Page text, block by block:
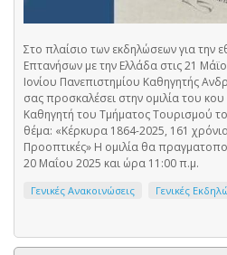
Στο πλαίσιο των εκδηλώσεων για την
Επτανήσων με την Ελλάδα στις 21
Ιονίου Πανεπιστημίου Καθηγητής
σας προσκαλέσει στην ομιλία του
Καθηγητή του Τμήματος Τουρισμού
θέμα: «Κέρκυρα 1864-2025, 161
Προοπτικές» Η ομιλία θα
20 Μαΐου 2025 και ώρα 11:00 π.μ.
Γενικές Ανακοινώσεις Γενικές